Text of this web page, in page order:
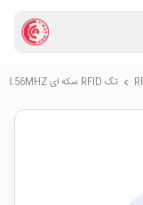
chevron_right تگ RFID سکه ای 13.56MHZ برچسب دار قطر 25mm